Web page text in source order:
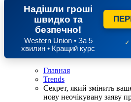
Надішли гроші
швидко та
безпечно!
Western Union • За 5
хвилин • Кращий курс
✓
Главная
Trends
Секрет, який змінить
нову неочікувану заяву